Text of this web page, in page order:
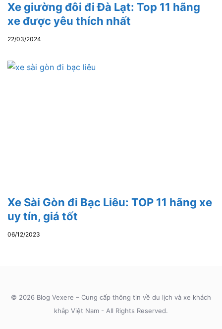
Xe giường đôi đi Đà Lạt: Top 11 hãng
xe được yêu thích nhất
22/03/2024
Xe Sài Gòn đi Bạc Liêu: TOP 11 hãng xe
uy tín, giá tốt
06/12/2023
© 2026 Blog Vexere – Cung cấp thông tin về du lịch và xe khách
khắp Việt Nam - All Rights Reserved.